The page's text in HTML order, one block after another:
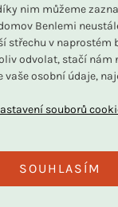
nim můžeme
Benlemi
střechu v naprostém
odvolat, stačí nám
vaše osobní údaje,
SOUHLASÍM
jen užitečné info